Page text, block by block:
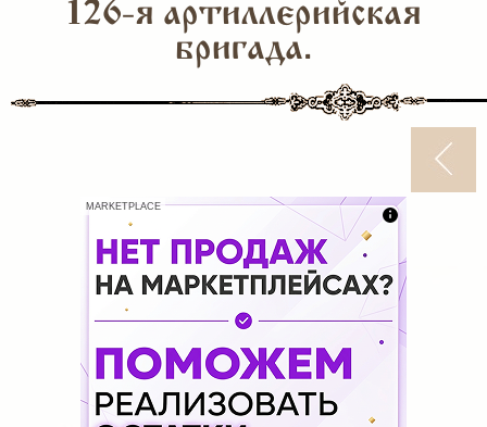
126-я артиллерийская
бригада.
MARKETPLACE